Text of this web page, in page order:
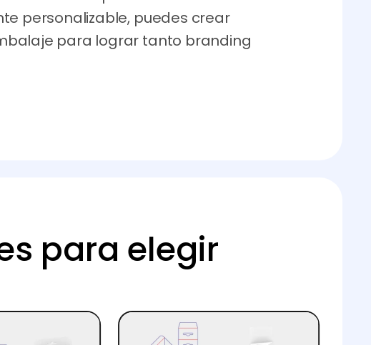
personalizable, puedes crear
para lograr tanto branding
para elegir